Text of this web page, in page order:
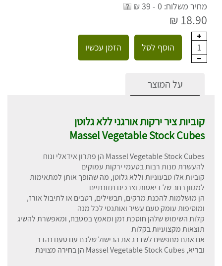
מחיר משלוח: 0 - 39 ₪
18.90 ₪
1 הוסף לסל הזמן עכשיו
על המוצר
קוביות ציר ירקות אורגני ללא גלוטן
Massel Vegetable Stock Cubes
Massel Vegetable Stock Cubes הן פתרון אידאלי ונוח
להעשרת מנות רבות בטעמי ירקות עמוקים
קוביות אלו טבעוניות וללא גלוטן, מה שהופך אותן למתאימות
למגוון רחב של דיאטות וצרכים תזונתיים
הן מושלמות להכנת מרקים, תבשילים, רטבים או לתיבול אורז,
ומוסיפות עומק טעם עשיר ואותנטי לכל מנה
קלות השימוש שלהן חוסכת זמן ומאמץ במטבח, ומאפשרת להשיג
תוצאות מקצועיות בקלות
אם אתם מחפשים לשדרג את הבישול שלכם עם טעם נהדר
ובריא, Massel Vegetable Stock Cubes הן בחירה מצוינת